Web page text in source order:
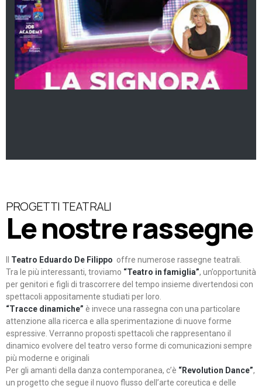
PROGETTI TEATRALI
Le nostre rassegne
Teatro Eduardo De Filippo offre numerose rassegne teatrali.
Tra le più interessanti, troviamo “Teatro in famiglia”, un’opportunità
per genitori e figli di trascorrere del tempo insieme divertendosi con
spettacoli appositamente studiati per loro.
“Tracce dinamiche” è invece una rassegna con una particolare
attenzione alla ricerca e alla sperimentazione di nuove forme
espressive. Verranno proposti spettacoli che rappresentano il
dinamico evolvere del teatro verso forme di comunicazioni sempre
più moderne e originali
Per gli amanti della danza contemporanea, c’è “Revolution Dance”,
un progetto che segue il nuovo flusso dell’arte coreutica e delle